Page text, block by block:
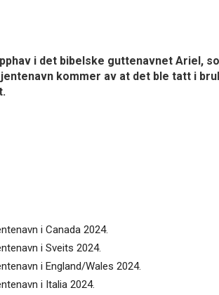
i det bibelske guttenavnet Ariel,
kommer av at det ble tatt i
i Canada 2024.
i Sveits 2024.
i England/Wales 2024.
i Italia 2024.